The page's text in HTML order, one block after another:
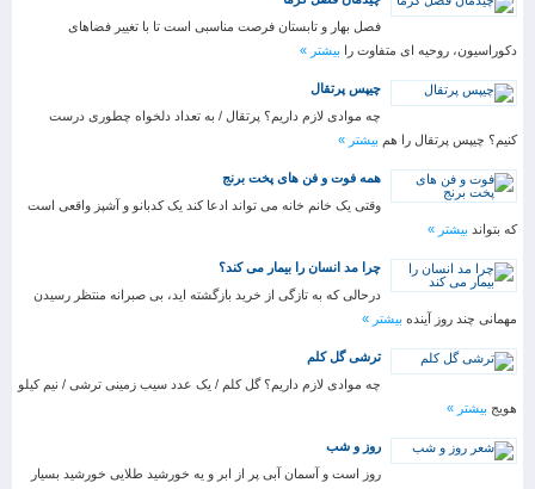
فصل بهار و تابستان فرصت مناسبی است تا با تغییر فضاهای
دکوراسیون، روحیه ای متفاوت را بیشتر »
چیپس پرتقال
چه موادی لازم داریم؟ پرتقال / به تعداد دلخواه چطوری درست
کنیم؟ چیپس پرتقال را هم بیشتر »
همه فوت و فن های پخت برنج
وقتی یک خانم خانه می تواند ادعا کند یک کدبانو و آشپز واقعی است
که بتواند بیشتر »
چرا مد انسان را بیمار می کند؟
درحالی که به تازگی از خرید بازگشته اید، بی صبرانه منتظر رسیدن
مهمانی چند روز آینده بیشتر »
ترشی گل کلم
چه موادی لازم داریم؟ گل کلم / یک عدد سیب زمینی ترشی / نیم کیلو
هویج بیشتر »
روز و شب
روز است و آسمان آبی پر از ابر و یه خورشید طلایی خورشید بسیار